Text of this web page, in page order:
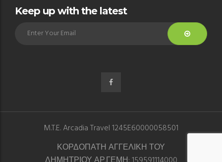
Keep up with the latest
M.T.E. Arcadia Travel 1245E60000058501
ΚΟΡΔΟΠΑΤΗ ΑΓΓΕΛΙΚΗ ΤΟΥ